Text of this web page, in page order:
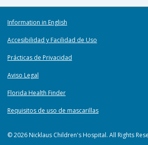
Information in English
Accesibilidad y Facilidad de Uso
Prácticas de Privacidad
Aviso Legal
Florida Health Finder
Requisitos de uso de mascarillas
© 2026 Nicklaus Children's Hospital. All Rights